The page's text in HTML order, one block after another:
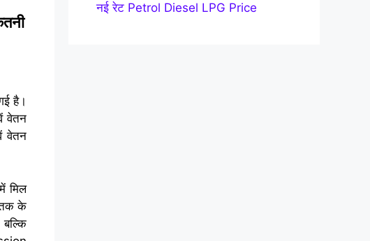
है।
वेतन
वेतन
मिल
तक के
नई रेट Petrol Diesel LPG Price